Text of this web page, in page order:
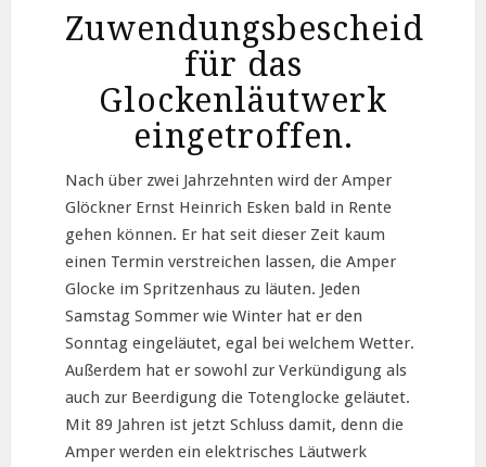
Zuwendungsbescheid
für das
Glockenläutwerk
eingetroffen.
Nach über zwei Jahrzehnten wird der Amper
Glöckner Ernst Heinrich Esken bald in Rente
gehen können. Er hat seit dieser Zeit kaum
einen Termin verstreichen lassen, die Amper
Glocke im Spritzenhaus zu läuten. Jeden
Samstag Sommer wie Winter hat er den
Sonntag eingeläutet, egal bei welchem Wetter.
Außerdem hat er sowohl zur Verkündigung als
auch zur Beerdigung die Totenglocke geläutet.
Mit 89 Jahren ist jetzt Schluss damit, denn die
Amper werden ein elektrisches Läutwerk